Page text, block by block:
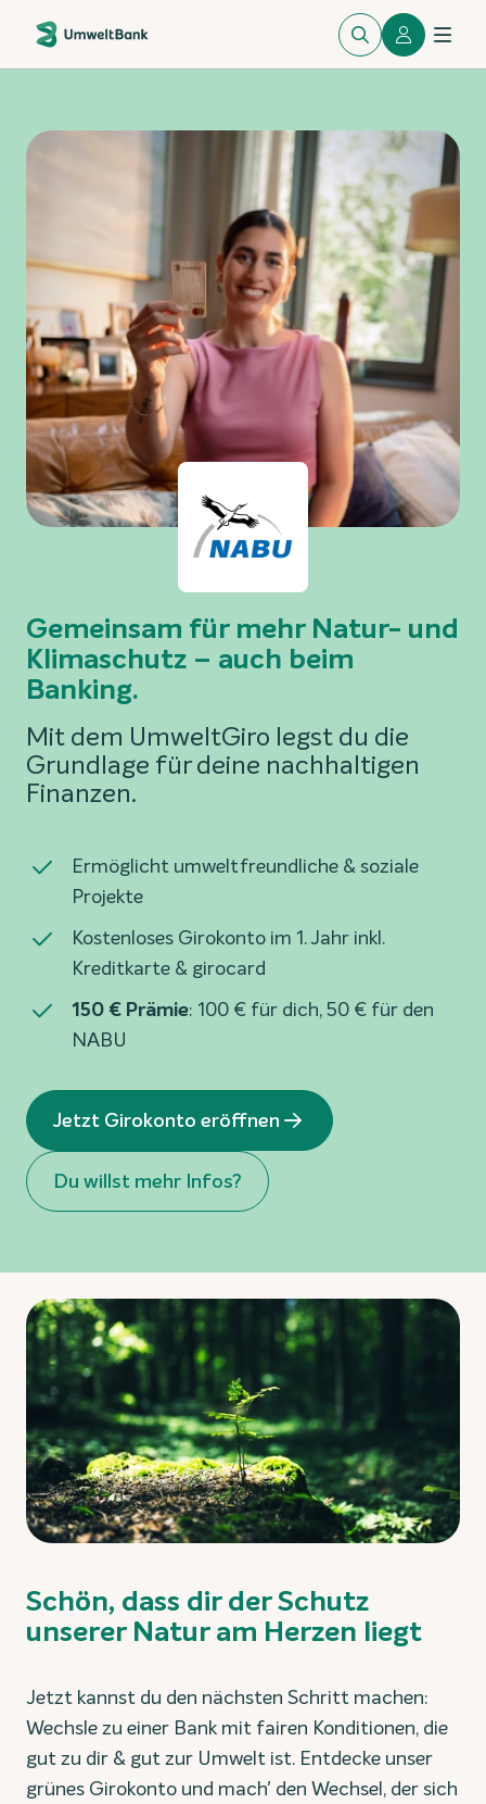
Gemeinsam für mehr Natur- und
Klimaschutz – auch beim
Banking.
Mit dem UmweltGiro legst du die
Grundlage für deine nachhaltigen
Finanzen.
Ermöglicht umweltfreundliche & soziale
Projekte
Kostenloses Girokonto im 1. Jahr inkl.
Kreditkarte & girocard
150 € Prämie: 100 € für dich, 50 € für den
NABU
Jetzt Girokonto eröffnen
Du willst mehr Infos?
Schön, dass dir der Schutz
unserer Natur am Herzen liegt
Jetzt kannst du den nächsten Schritt machen:
Wechsle zu einer Bank mit fairen Konditionen, die
gut zu dir & gut zur Umwelt ist. Entdecke unser
grünes Girokonto und mach' den Wechsel, der sich